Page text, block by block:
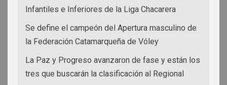
Infantiles e Inferiores de la Liga Chacarera
Se define el campeón del Apertura masculino de
la Federación Catamarqueña de Vóley
La Paz y Progreso avanzaron de fase y están los
tres que buscarán la clasificación al Regional